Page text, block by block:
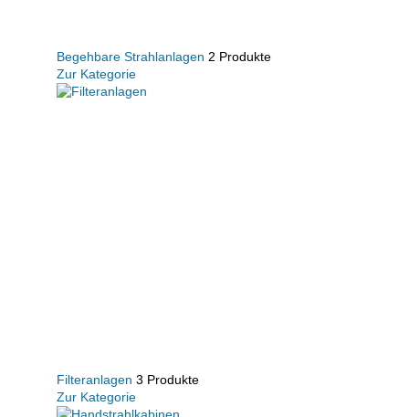
Begehbare Strahlanlagen 2 Produkte
Zur Kategorie
Filteranlagen 3 Produkte
Zur Kategorie